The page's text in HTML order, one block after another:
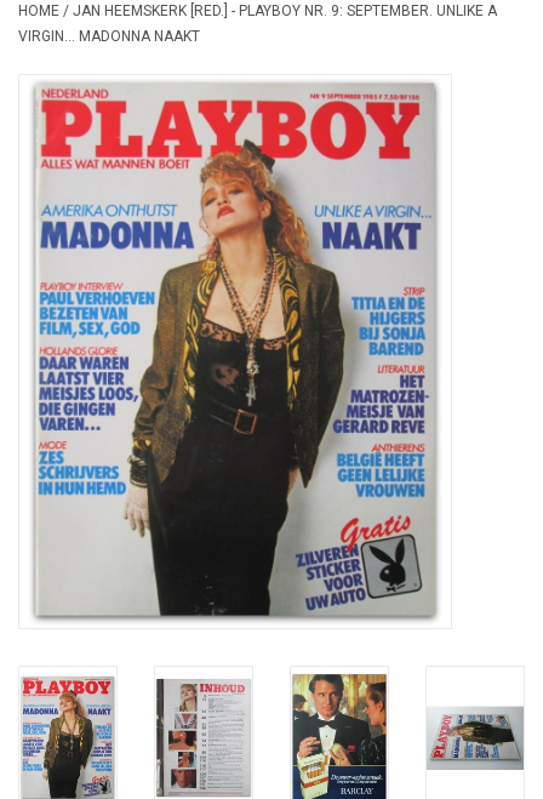
Curiosa
Categorieën
HOME / JAN HEEMSKERK [RED.] - PLAYBOY NR. 9: SEPTEMBER. UNLIKE A
VIRGIN... MADONNA NAAKT